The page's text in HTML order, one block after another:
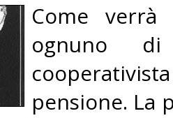
Come
ognuno
pensione. La